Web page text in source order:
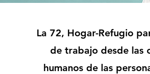
La 72, Hogar-Refugio
de trabajo desde las
humanos de las